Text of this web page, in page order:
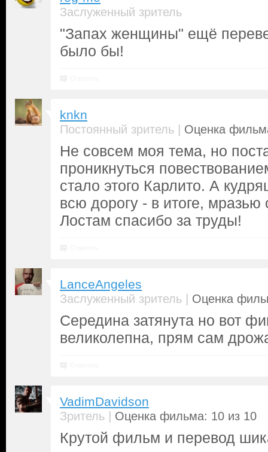
Заслуженный зритель
"Запах женщины" ещё
было бы!
knkn
Постоянный зритель | Оценка
Не совсем моя тема, но
проникнуться
стало этого Карлито. А
всю дорогу - в итоге, мразью
Лостам спасибо за труды!
LanceAngeles
Заслуженный зритель | Оценка
Середина затянута но вот
великолепна, прям сам
VadimDavidson
Зритель | Оценка фильма: 10 из 10
Крутой фильм и перевод